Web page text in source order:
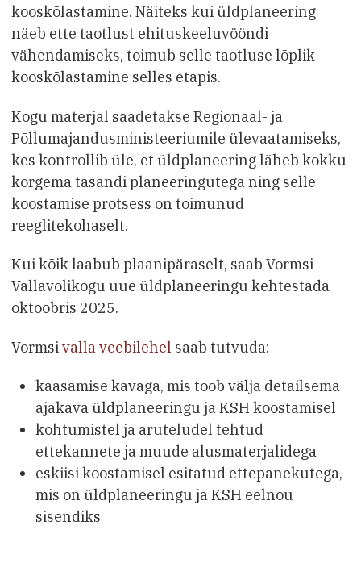
kooskõlastamine. Näiteks kui üldplaneering
näeb ette taotlust ehituskeeluvööndi
vähendamiseks, toimub selle taotluse lõplik
kooskõlastamine selles etapis.
Kogu materjal saadetakse Regionaal- ja
Põllumajandusministeeriumile ülevaatamiseks,
kes kontrollib üle, et üldplaneering läheb kokku
kõrgema tasandi planeeringutega ning selle
koostamise protsess on toimunud
reeglitekohaselt.
Kui kõik laabub plaanipäraselt, saab Vormsi
Vallavolikogu uue üldplaneeringu kehtestada
oktoobris 2025.
Vormsivalla veebilehel saab tutvuda:
kaasamise kavaga, mis toob välja detailsema
ajakava üldplaneeringu ja KSH koostamisel
kohtumistel ja aruteludel tehtud
ettekannete ja muude alusmaterjalidega
eskiisi koostamisel esitatud ettepanekutega,
mis on üldplaneeringu ja KSH eelnõu
sisendiks